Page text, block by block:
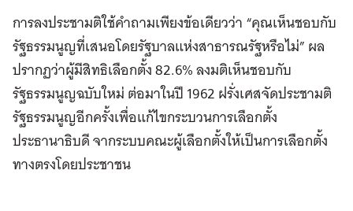
การลงประชามติใช้คำถามเพียงข้อเดียวว่า “คุณเห็นชอบกับ
รัฐธรรมนูญที่เสนอโดยรัฐบาลแห่งสาธารณรัฐหรือไม่” ผล
ปรากฏว่าผู้มีสิทธิเลือกตั้ง 82.6% ลงมติเห็นชอบกับ
รัฐธรรมนูญฉบับใหม่ ต่อมาในปี 1962 ฝรั่งเศสจัดประชามติ
รัฐธรรมนูญอีกครั้งเพื่อแก้ไขกระบวนการเลือกตั้ง
ประธานาธิบดี จากระบบคณะผู้เลือกตั้งให้เป็นการเลือกตั้ง
ทางตรงโดยประชาชน